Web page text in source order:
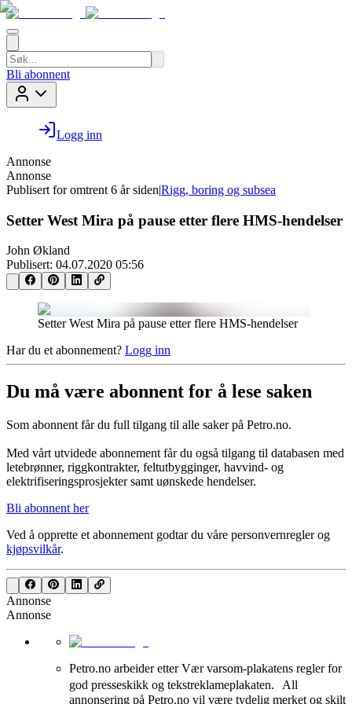
Bli abonnent
Logg inn
Annonse
Annonse
Publisert for omtrent 6 år siden|Rigg, boring og subsea
Setter West Mira på pause etter flere HMS-hendelser
John Økland
Publisert: 04.07.2020 05:56
Setter West Mira på pause etter flere HMS-hendelser
Har du et abonnement? Logg inn
Du må være abonnent for å lese saken
Som abonnent får du full tilgang til alle saker på Petro.no.
Med vårt utvidede abonnement får du også tilgang til databasen med
letebrønner, riggkontrakter, feltutbygginger, havvind- og
elektrifiseringsprosjekter samt uønskede hendelser.
Bli abonnent her
Ved å opprette et abonnement godtar du våre personvernreglerog
kjøpsvilkår.
Annonse
Annonse
Petro.no arbeider etter Vær varsom-plakatens regler for
god presseskikk og tekstreklameplakaten. All
annonsering på Petro.no vil være tydelig merket og skilt